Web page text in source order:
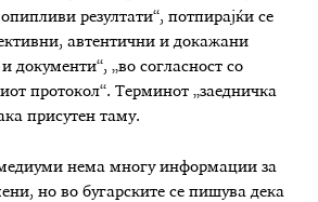
резултати“, потпирајќи се
автентични и докажани
документи“, „во согласност со
протокол“. Терминот „заедничка
присутен таму.
нема многу информации за
но во бугарските се пишува дека